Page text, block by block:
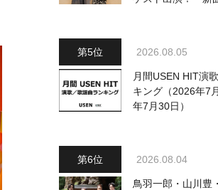
2026.08.05
月間USEN HIT演
キング（2026年7
年7月30日）
2026.08.04
鳥羽一郎・山川豊